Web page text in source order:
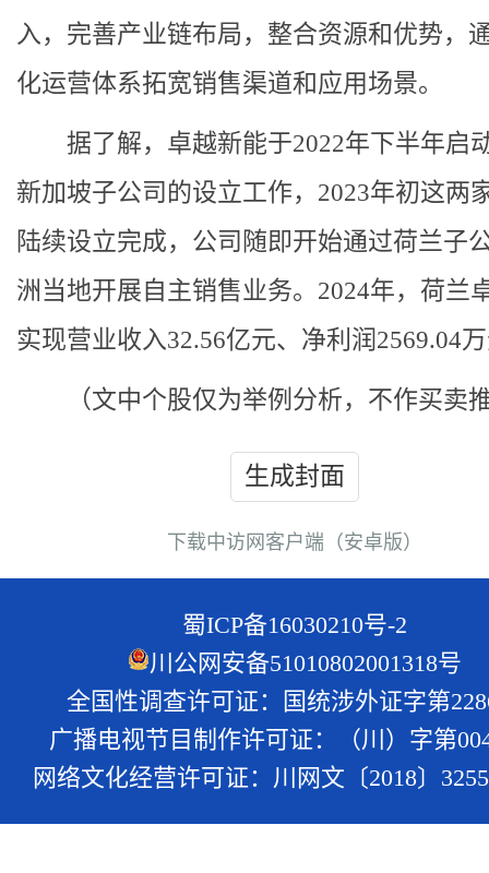
入，完善产业链布局，整合资源和优势，
化运营体系拓宽销售渠道和应用场景。
据了解，卓越新能于2022年下半年启
新加坡子公司的设立工作，2023年初这两
陆续设立完成，公司随即开始通过荷兰子
洲当地开展自主销售业务。2024年，荷兰
实现营业收入32.56亿元、净利润2569.04
（文中个股仅为举例分析，不作买卖
生成封面
下载中访网客户端（安卓版）
蜀ICP备16030210号-2
川公网安备51010802001318号
全国性调查许可证：国统涉外证字第
广播电视节目制作许可证：（川）字第
网络文化经营许可证：川网文〔2018〕